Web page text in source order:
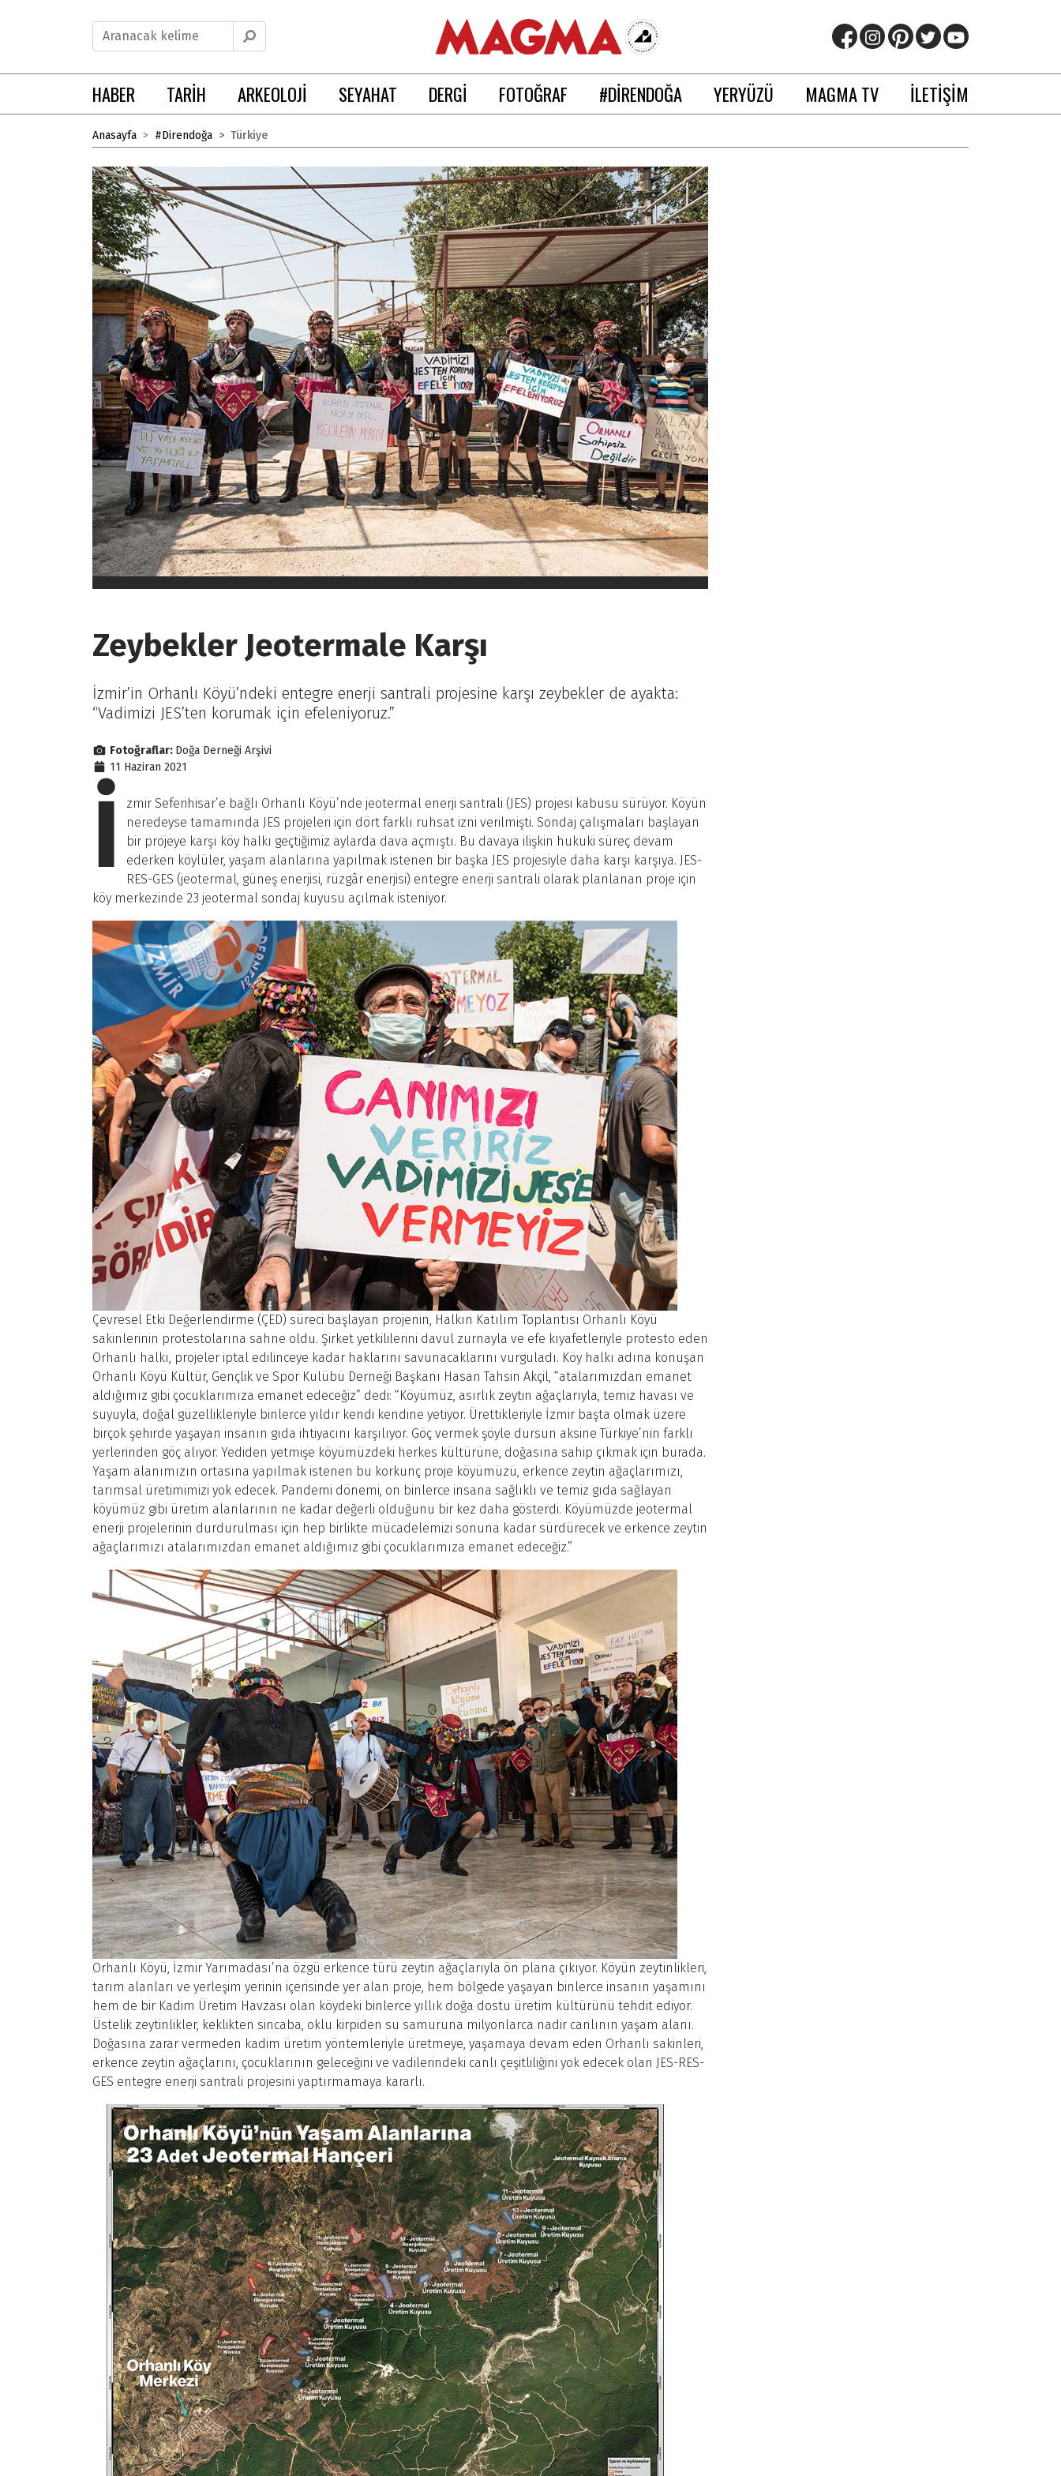
HABER TARİH ARKEOLOJİ SEYAHAT DERGİ FOTOĞRAF #DİRENDOĞA YERYÜZÜ MAGMA TV İLETİŞİM
Anasayfa #Direndoğa Türkiye
Zeybekler Jeotermale Karşı
İzmir’in Orhanlı Köyü’ndeki entegre enerji santrali projesine karşı zeybekler de ayakta:
“Vadimizi JES’ten korumak için efeleniyoruz.”
Fotoğraflar: Doğa Derneği Arşivi
11 Haziran 2021
İ
zmir Seferihisar’e bağlı Orhanlı Köyü’nde jeotermal enerji santrali (JES) projesi kabusu sürüyor. Köyün
neredeyse tamamında JES projeleri için dört farklı ruhsat izni verilmişti. Sondaj çalışmaları başlayan
bir projeye karşı köy halkı geçtiğimiz aylarda dava açmıştı. Bu davaya ilişkin hukuki süreç devam
ederken köylüler, yaşam alanlarına yapılmak istenen bir başka JES projesiyle daha karşı karşıya. JES-
RES-GES (jeotermal, güneş enerjisi, rüzgâr enerjisi) entegre enerji santrali olarak planlanan proje için
köy merkezinde 23 jeotermal sondaj kuyusu açılmak isteniyor.
Çevresel Etki Değerlendirme (ÇED) süreci başlayan projenin, Halkın Katılım Toplantısı Orhanlı Köyü
sakinlerinin protestolarına sahne oldu. Şirket yetkililerini davul zurnayla ve efe kıyafetleriyle protesto eden
Orhanlı halkı, projeler iptal edilinceye kadar haklarını savunacaklarını vurguladı. Köy halkı adına konuşan
Orhanlı Köyü Kültür, Gençlik ve Spor Kulübü Derneği Başkanı Hasan Tahsin Akçil, “atalarımızdan emanet
aldığımız gibi çocuklarımıza emanet edeceğiz” dedi: “Köyümüz, asırlık zeytin ağaçlarıyla, temiz havası ve
suyuyla, doğal güzellikleriyle binlerce yıldır kendi kendine yetiyor. Ürettikleriyle İzmir başta olmak üzere
birçok şehirde yaşayan insanın gıda ihtiyacını karşılıyor. Göç vermek şöyle dursun aksine Türkiye’nin farklı
yerlerinden göç alıyor. Yediden yetmişe köyümüzdeki herkes kültürüne, doğasına sahip çıkmak için burada.
Yaşam alanımızın ortasına yapılmak istenen bu korkunç proje köyümüzü, erkence zeytin ağaçlarımızı,
tarımsal üretimimizi yok edecek. Pandemi dönemi, on binlerce insana sağlıklı ve temiz gıda sağlayan
köyümüz gibi üretim alanlarının ne kadar değerli olduğunu bir kez daha gösterdi. Köyümüzde jeotermal
enerji projelerinin durdurulması için hep birlikte mücadelemizi sonuna kadar sürdürecek ve erkence zeytin
ağaçlarımızı atalarımızdan emanet aldığımız gibi çocuklarımıza emanet edeceğiz.”
Orhanlı Köyü, İzmir Yarımadası’na özgü erkence türü zeytin ağaçlarıyla ön plana çıkıyor. Köyün zeytinlikleri,
tarım alanları ve yerleşim yerinin içerisinde yer alan proje, hem bölgede yaşayan binlerce insanın yaşamını
hem de bir Kadim Üretim Havzası olan köydeki binlerce yıllık doğa dostu üretim kültürünü tehdit ediyor.
Üstelik zeytinlikler, keklikten sincaba, oklu kirpiden su samuruna milyonlarca nadir canlının yaşam alanı.
Doğasına zarar vermeden kadim üretim yöntemleriyle üretmeye, yaşamaya devam eden Orhanlı sakinleri,
erkence zeytin ağaçlarını, çocuklarının geleceğini ve vadilerindeki canlı çeşitliliğini yok edecek olan JES-RES-
GES entegre enerji santrali projesini yaptırmamaya kararlı.